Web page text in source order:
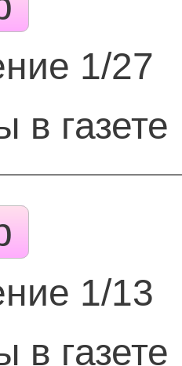
1/27
в газете
1/13
в газете